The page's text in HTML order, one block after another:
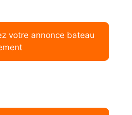
votre annonce bateau